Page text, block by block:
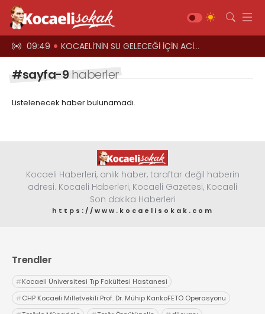
09:49 KOCAELİ’NİN SU GELECEĞİ İÇİN ACİL ÇAĞRI
#sayfa-9 haberler
Listelenecek haber bulunamadı.
Kocaeli Haberleri, anlık haber, taraftar değil haberin
adresi. Kocaeli Haberleri, Kocaeli Gazetesi, Kocaeli
Son dakika Haberleri
https://www.kocaelisokak.com
Trendler
#Kocaeli Üniversitesi Tıp Fakültesi Hastanesi
#CHP Kocaeli Milletvekili Prof. Dr. Mühip KankoFETÖ Operasyonu
Asayiş
Magazin
Spor
Diğer
Yahya Kaptan Mahallesi
Akkavaklar Caddesi No:17/4 İzmit-